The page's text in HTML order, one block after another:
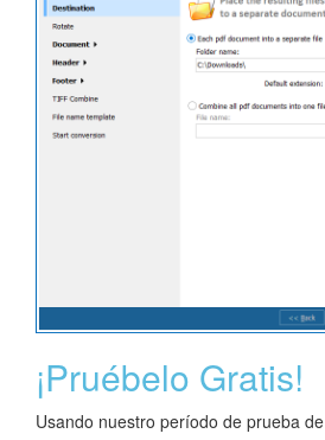
¡Pruébelo Gratis!
Usando nuestro período de prueba